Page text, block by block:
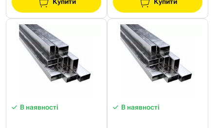
В наявності В наявності